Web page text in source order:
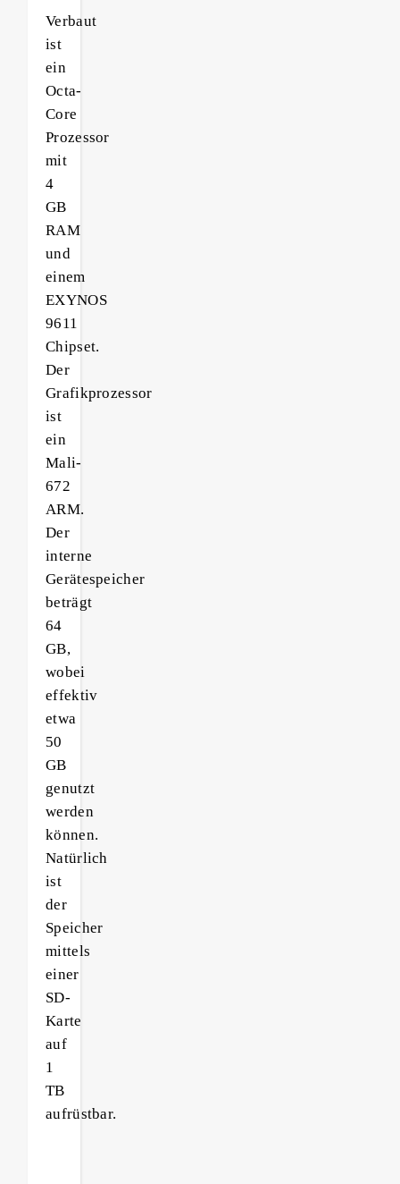
Verbaut
ist
ein
Octa-
Core
Prozessor
mit
4
GB
RAM
und
einem
EXYNOS
9611
Chipset.
Der
Grafikprozessor
ist
ein
Mali-
672
ARM.
Der
interne
Gerätespeicher
beträgt
64
GB,
wobei
effektiv
etwa
50
GB
genutzt
werden
können.
Natürlich
ist
der
Speicher
mittels
einer
SD-
Karte
auf
1
TB
aufrüstbar.